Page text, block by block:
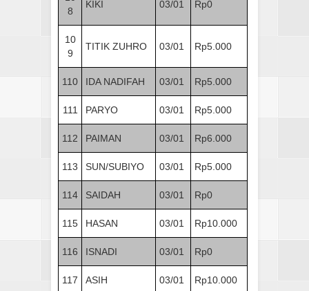
8
KIKI 03/01 Rp0
10
9
TITIK ZUHRO 03/01 Rp5.000
110 IDA NADIFAH 03/01 Rp5.000
111 PARYO 03/01 Rp5.000
112 PAIMAN 03/01 Rp6.000
113 SUN/SUBIYO 03/01 Rp5.000
114 SAIDAH 03/01 Rp0
115 HASAN 03/01 Rp10.000
116 ISNADI 03/01 Rp0
117 ASIH 03/01 Rp10.000